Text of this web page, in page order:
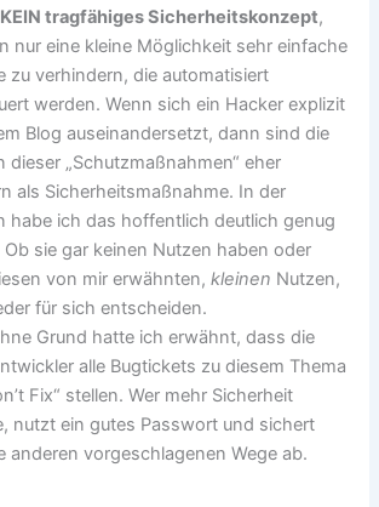
KEIN tragfähiges Sicherheitskonzept,
nur eine kleine Möglichkeit sehr einfache
zu verhindern, die automatisiert
werden. Wenn sich ein Hacker explizit
Blog auseinandersetzt, dann sind die
dieser „Schutzmaßnahmen“ eher
als Sicherheitsmaßnahme. In der
habe ich das hoffentlich deutlich genug
sie gar keinen Nutzen haben oder
von mir erwähnten,kleinen Nutzen,
für sich entscheiden.
Grund hatte ich erwähnt, dass die
alle Bugtickets zu diesem Thema
Fix“ stellen. Wer mehr Sicherheit
nutzt ein gutes Passwort und sichert
anderen vorgeschlagenen Wege ab.